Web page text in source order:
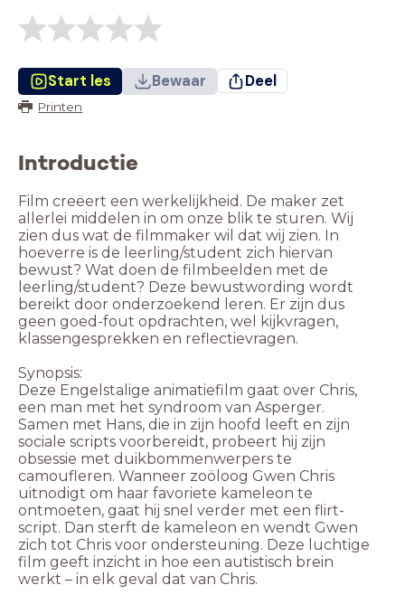
Start les Bewaar Deel
Printen
Introductie
Film creëert een werkelijkheid. De maker zet
allerlei middelen in om onze blik te sturen. Wij
zien dus wat de filmmaker wil dat wij zien. In
hoeverre is de leerling/student zich hiervan
bewust? Wat doen de filmbeelden met de
leerling/student? Deze bewustwording wordt
bereikt door onderzoekend leren. Er zijn dus
geen goed-fout opdrachten, wel kijkvragen,
klassengesprekken en reflectievragen.
Synopsis:
Deze Engelstalige animatiefilm gaat over Chris,
een man met het syndroom van Asperger.
Samen met Hans, die in zijn hoofd leeft en zijn
sociale scripts voorbereidt, probeert hij zijn
obsessie met duikbommenwerpers te
camoufleren. Wanneer zoöloog Gwen Chris
uitnodigt om haar favoriete kameleon te
ontmoeten, gaat hij snel verder met een flirt-
script. Dan sterft de kameleon en wendt Gwen
zich tot Chris voor ondersteuning. Deze luchtige
film geeft inzicht in hoe een autistisch brein
werkt – in elk geval dat van Chris.